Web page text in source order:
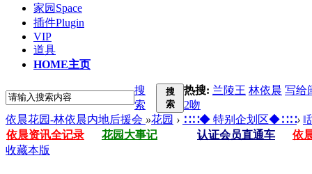
家园 Space
插件Plugin
VIP
道具
HOME主页
搜
索
搜
索
热搜: 兰陵王 林依晨 写给
2吻
依晨花园-林依晨内地后援会 »花园 › ∷∷◆ 特别企划区◆∷∷› ‖
依晨资讯全记录
花园大事记 认证会员直通车
依
收藏本版